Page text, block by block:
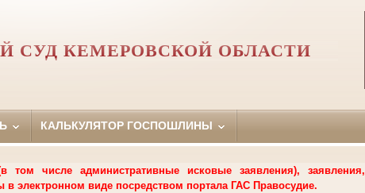
СУД КЕМЕРОВСКОЙ ОБЛАСТИ
КАЛЬКУЛЯТОР ГОСПОШЛИНЫ
числе административные исковые заявления), заявления,
электронном виде посредством портала ГАС Правосудие.